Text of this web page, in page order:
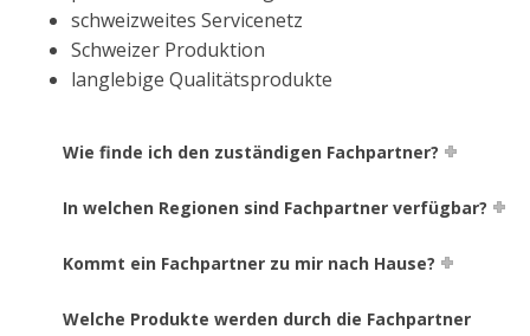
schweizweites Servicenetz
Schweizer Produktion
langlebige Qualitätsprodukte
Wie finde ich den zuständigen Fachpartner?
In welchen Regionen sind Fachpartner verfügbar?
Kommt ein Fachpartner zu mir nach Hause?
Welche Produkte werden durch die Fachpartner